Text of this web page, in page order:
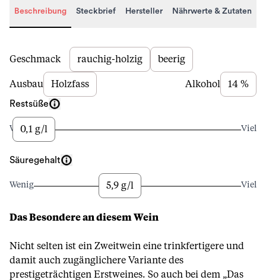
Beschreibung Steckbrief Hersteller Nährwerte & Zutaten
Beschreibung
Geschmack rauchig-holzig beerig
Ausbau Holzfass Alkohol 14 %
Restsüße
Wenig0,1 g/l Viel
Säuregehalt
Wenig 5,9 g/l Viel
Das Besondere an diesem Wein
Nicht selten ist ein Zweitwein eine trinkfertigere und
damit auch zugänglichere Variante des
prestigeträchtigen Erstweines. So auch bei dem „Das